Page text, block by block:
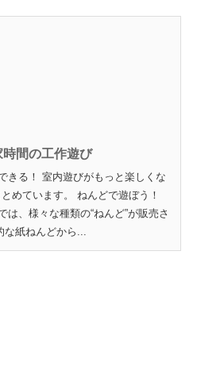
間の工作遊び
きる！ 室内遊びがもっと楽しくな
めています。 ねんどで遊ぼう！
は、様々な種類の“ねんど”が販売さ
紙ねんどから...